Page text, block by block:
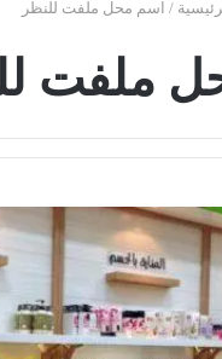
/ اسم محل ملفت للنظر
ملفت